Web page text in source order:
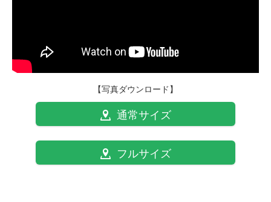
【写真ダウンロード】
通常サイズ
フルサイズ